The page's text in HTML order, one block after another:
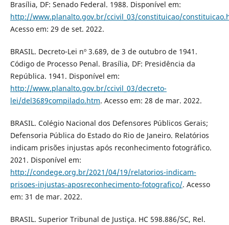
Brasília, DF: Senado Federal. 1988. Disponível em:
http://www.planalto.gov.br/ccivil_03/constituicao/
Acesso em: 29 de set. 2022.
BRASIL. Decreto-Lei nº 3.689, de 3 de outubro de 1941.
Código de Processo Penal. Brasília, DF: Presidência da
República. 1941. Disponível em:
http://www.planalto.gov.br/ccivil_03/decreto-
lei/del3689compilado.htm. Acesso em: 28 de mar. 2022.
BRASIL. Colégio Nacional dos Defensores Públicos Gerais;
Defensoria Pública do Estado do Rio de Janeiro. Relatórios
indicam prisões injustas após reconhecimento fotográfico.
2021. Disponível em:
http://condege.org.br/2021/04/19/relatorios-indicam-
prisoes-injustas-aposreconhecimento-fotografico/. Acesso
em: 31 de mar. 2022.
BRASIL. Superior Tribunal de Justiça. HC 598.886/SC, Rel.